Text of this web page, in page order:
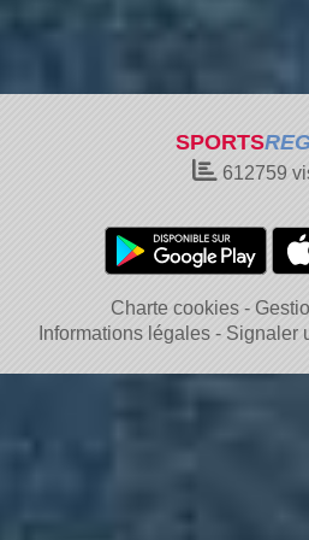
SPORTS
612759
Charte cookies
Informations légales
Signaler